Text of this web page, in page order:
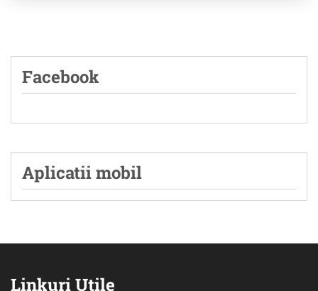
Facebook
Aplicatii mobil
Linkuri Utile